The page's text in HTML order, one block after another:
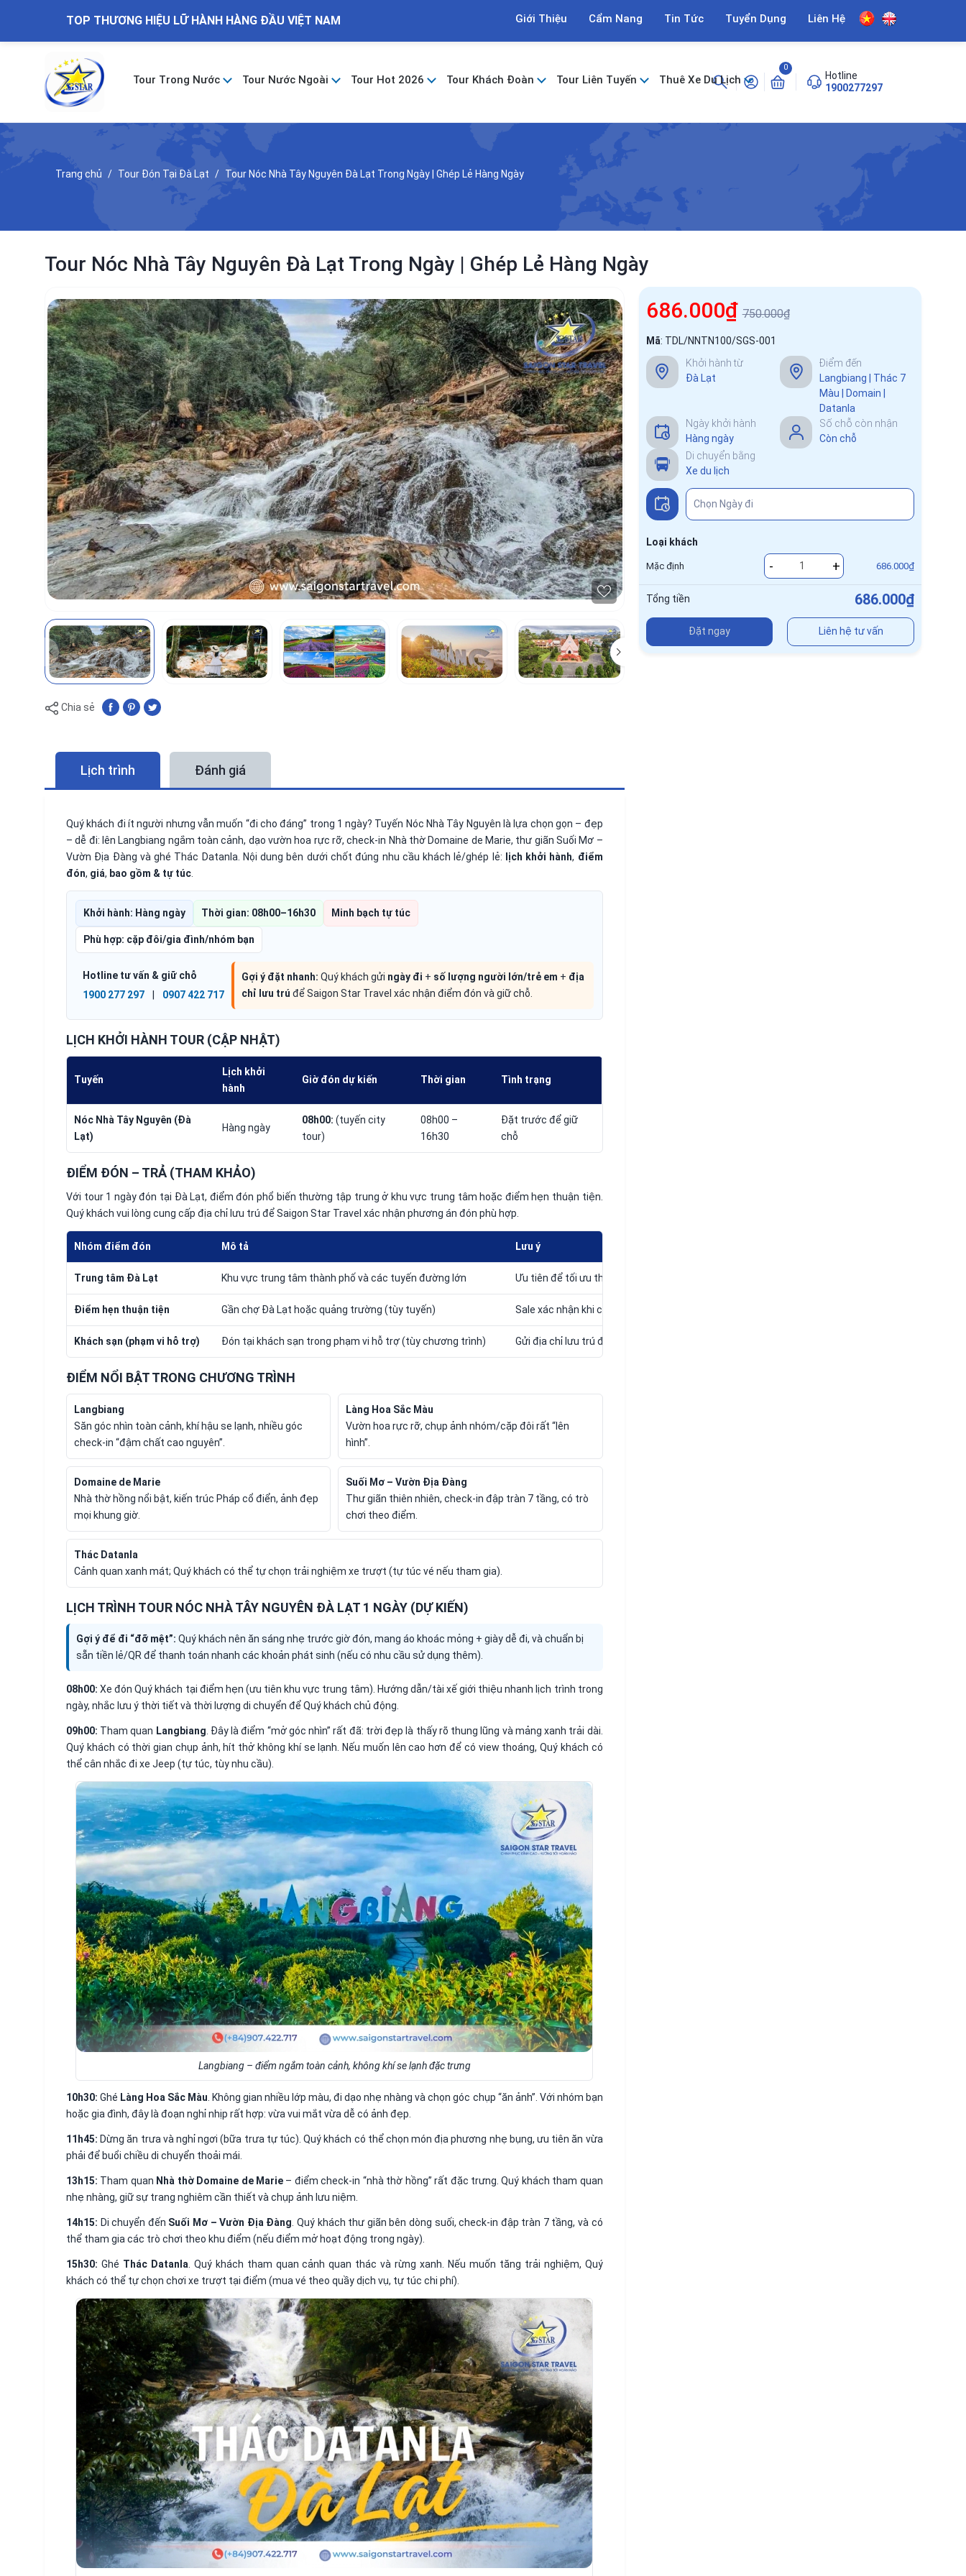
TOP THƯƠNG HIỆU LỮ HÀNH HÀNG ĐẦU VIỆT NAM Giới Thiệu Cẩm Nang Tin Tức Tuyển Dụng Liên Hệ
Tour Trong Nước Tour Nước Ngoài Tour Hot 2026 Tour Khách Đoàn Tour Liên Tuyến Thuê Xe Du Lịch
0
Hotline
1900277297
Trang chủ Tour Đón Tại Đà Lạt Tour Nóc Nhà Tây Nguyên Đà Lạt Trong Ngày | Ghép Lẻ Hàng Ngày
Tour Nóc Nhà Tây Nguyên Đà Lạt Trong Ngày | Ghép Lẻ Hàng Ngày
Chia sẻ
Lịch trình Đánh giá
Quý khách đi ít người nhưng vẫn muốn “đi cho đáng” trong 1 ngày? Tuyến Nóc Nhà Tây Nguyên là lựa chọn gọn – đẹp
– dễ đi: lên Langbiang ngắm toàn cảnh, dạo vườn hoa rực rỡ, check-in Nhà thờ Domaine de Marie, thư giãn Suối Mơ –
Vườn Địa Đàng và ghé Thác Datanla. Nội dung bên dưới chốt đúng nhu cầu khách lẻ/ghép lẻ:
lịch khởi hành, điểm
đón, giá, bao gồm & tự túc.
Khởi hành: Hàng ngày Thời gian: 08h00–16h30 Minh bạch tự túc
Phù hợp: cặp đôi/gia đình/nhóm bạn
Hotline tư vấn & giữ chỗ
1900 277 297
0907 422 717
Gợi ý đặt nhanh: Quý khách gửi ngày đi + số lượng người lớn/trẻ em + địa
chỉ lưu trú để Saigon Star Travel xác nhận điểm đón và giữ chỗ.
LỊCH KHỞI HÀNH TOUR (CẬP NHẬT)
Tuyến
Lịch khởi
hành
Giờ đón dự kiến Thời gian Tình trạng
Nóc Nhà Tây Nguyên (Đà
Lạt)
Hàng ngày
08h00: (tuyến city
tour)
08h00 –
16h30
Đặt trước để giữ
chỗ
ĐIỂM ĐÓN – TRẢ (THAM KHẢO)
Với tour 1 ngày đón tại Đà Lạt, điểm đón phổ biến thường tập trung ở khu vực trung tâm hoặc điểm hẹn thuận tiện.
Quý khách vui lòng cung cấp địa chỉ lưu trú để Saigon Star Travel xác nhận phương án đón phù hợp.
Nhóm điểm đón Mô tả Lưu ý
Trung tâm Đà Lạt Khu vực trung tâm thành phố và các tuyến đường lớn Ưu tiên để tối ưu thời gian di chuyển
Điểm hẹn thuận tiện Gần chợ Đà Lạt hoặc quảng trường (tùy tuyến) Sale xác nhận khi chốt lịch
Khách sạn (phạm vi hỗ trợ) Đón tại khách sạn trong phạm vi hỗ trợ (tùy chương trình) Gửi địa chỉ lưu trú để đối chiếu tuyến
ĐIỂM NỔI BẬT TRONG CHƯƠNG TRÌNH
Langbiang
Săn góc nhìn toàn cảnh, khí hậu se lạnh, nhiều góc
check-in “đậm chất cao nguyên”.
Làng Hoa Sắc Màu
Vườn hoa rực rỡ, chụp ảnh nhóm/cặp đôi rất “lên
hình”.
Domaine de Marie
Nhà thờ hồng nổi bật, kiến trúc Pháp cổ điển, ảnh đẹp
mọi khung giờ.
Suối Mơ – Vườn Địa Đàng
Thư giãn thiên nhiên, check-in đập tràn 7 tầng, có trò
chơi theo điểm.
Thác Datanla
Cảnh quan xanh mát; Quý khách có thể tự chọn trải nghiệm xe trượt (tự túc vé nếu tham gia).
LỊCH TRÌNH TOUR NÓC NHÀ TÂY NGUYÊN ĐÀ LẠT 1 NGÀY (DỰ KIẾN)
Gợi ý để đi “đỡ mệt”: Quý khách nên ăn sáng nhẹ trước giờ đón, mang áo khoác mỏng + giày dễ đi, và chuẩn bị
sẵn tiền lẻ/QR để thanh toán nhanh các khoản phát sinh (nếu có nhu cầu sử dụng thêm).
08h00: Xe đón Quý khách tại điểm hẹn (ưu tiên khu vực trung tâm). Hướng dẫn/tài xế giới thiệu nhanh lịch trình trong
ngày, nhắc lưu ý thời tiết và thời lượng di chuyển để Quý khách chủ động.
09h00: Tham quan Langbiang. Đây là điểm “mở góc nhìn” rất đã: trời đẹp là thấy rõ thung lũng và mảng xanh trải dài.
Quý khách có thời gian chụp ảnh, hít thở không khí se lạnh. Nếu muốn lên cao hơn để có view thoáng, Quý khách có
thể cân nhắc đi xe Jeep (tự túc, tùy nhu cầu).
Langbiang – điểm ngắm toàn cảnh, không khí se lạnh đặc trưng
10h30: Ghé Làng Hoa Sắc Màu . Không gian nhiều lớp màu, đi dạo nhẹ nhàng và chọn góc chụp “ăn ảnh”. Với nhóm bạn
hoặc gia đình, đây là đoạn nghỉ nhịp rất hợp: vừa vui mắt vừa dễ có ảnh đẹp.
11h45: Dừng ăn trưa và nghỉ ngơi (bữa trưa tự túc). Quý khách có thể chọn món địa phương nhẹ bụng, ưu tiên ăn vừa
phải để buổi chiều di chuyển thoải mái.
13h15: Tham quan Nhà thờ Domaine de Marie – điểm check-in “nhà thờ hồng” rất đặc trưng. Quý khách tham quan
nhẹ nhàng, giữ sự trang nghiêm cần thiết và chụp ảnh lưu niệm.
14h15: Di chuyển đến Suối Mơ – Vườn Địa Đàng . Quý khách thư giãn bên dòng suối, check-in đập tràn 7 tầng, và có
thể tham gia các trò chơi theo khu điểm (nếu điểm mở hoạt động trong ngày).
15h30: Ghé Thác Datanla . Quý khách tham quan cảnh quan thác và rừng xanh. Nếu muốn tăng trải nghiệm, Quý
khách có thể tự chọn chơi xe trượt tại điểm (mua vé theo quầy dịch vụ, tự túc chi phí).
686.000₫750.000₫
Mã: TDL/NNTN100/SGS-001
Khởi hành từ
Đà Lạt
Điểm đến
Langbiang | Thác 7
Màu | Domain |
Datanla
Ngày khởi hành
Hàng ngày
Số chỗ còn nhận
Còn chỗ
Di chuyển bằng
Xe du lịch
Loại khách
Mặc định - + 686.000₫
Tổng tiền 686.000₫
Đặt ngay Liên hệ tư vấn